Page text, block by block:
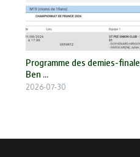
Programme des demies-
Ben ...
2026-07-30